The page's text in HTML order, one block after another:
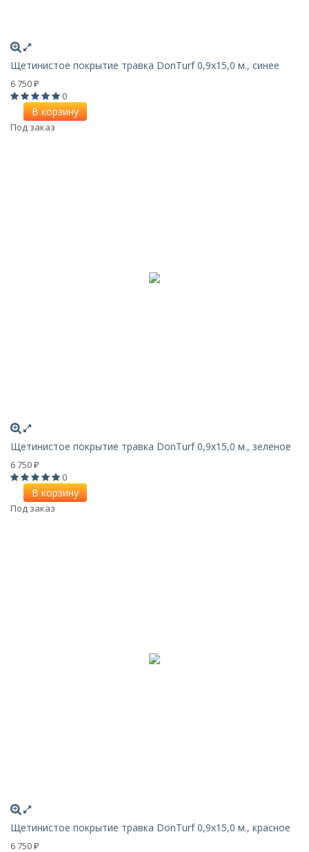
Щетинистое покрытие травка DonTurf 0,9x15,0 м., синее
6 750 ₽
0
В корзину
Под заказ
Щетинистое покрытие травка DonTurf 0,9x15,0 м., зеленое
6 750 ₽
0
В корзину
Под заказ
Щетинистое покрытие травка DonTurf 0,9x15,0 м., красное
6 750 ₽